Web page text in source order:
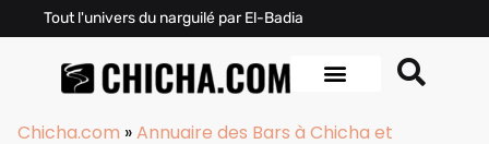
Tout l'univers du narguilé par El-Badia
Chicha.com »Annuaire des Bars à Chicha et